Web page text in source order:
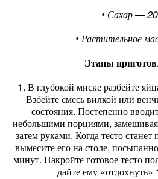
• Сахар —
• Растительное
Этапы
1. В глубокой миске разбейте
Взбейте смесь вилкой или
состояния. Постепенно
небольшими порциями, замешивая
затем руками. Когда тесто
вымесите его на столе,
минут. Накройте готовое тесто
дайте ему